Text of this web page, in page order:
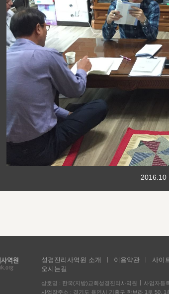
2016.10
성경진리사역원 소개 이용약관 사이
오시는길
상호명 : 한국(지방)교회성경진리사역원 사업자등
사업장주소 : 경기도 용인시 기흥구 한보라 1로 50, 1